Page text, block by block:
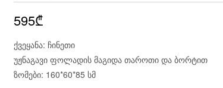
595₾
ქვეყანა: ჩინეთი
უჟნაგავი ფოლადის მაგიდა თაროთი და ბორტით
ზომები: 160*60*85 სმ